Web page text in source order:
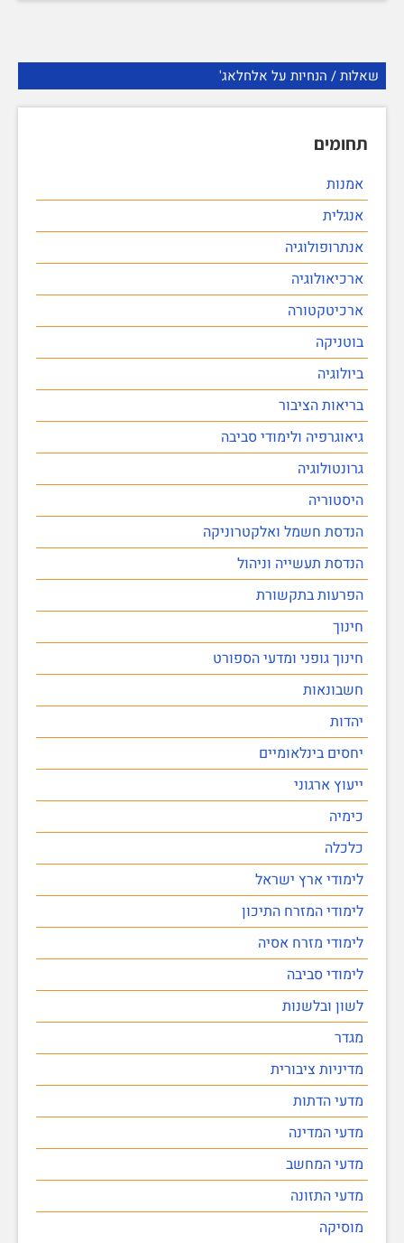
שאלות / הנחיות על אלחלאג'
תחומים
אמנות
אנגלית
אנתרופולוגיה
ארכיאולוגיה
ארכיטקטורה
בוטניקה
ביולוגיה
בריאות הציבור
גיאוגרפיה ולימודי סביבה
גרונטולוגיה
היסטוריה
הנדסת חשמל ואלקטרוניקה
הנדסת תעשייה וניהול
הפרעות בתקשורת
חינוך
חינוך גופני ומדעי הספורט
חשבונאות
יהדות
יחסים בינלאומיים
ייעוץ ארגוני
כימיה
כלכלה
לימודי ארץ ישראל
לימודי המזרח התיכון
לימודי מזרח אסיה
לימודי סביבה
לשון ובלשנות
מגדר
מדיניות ציבורית
מדעי הדתות
מדעי המדינה
מדעי המחשב
מדעי התזונה
מוסיקה